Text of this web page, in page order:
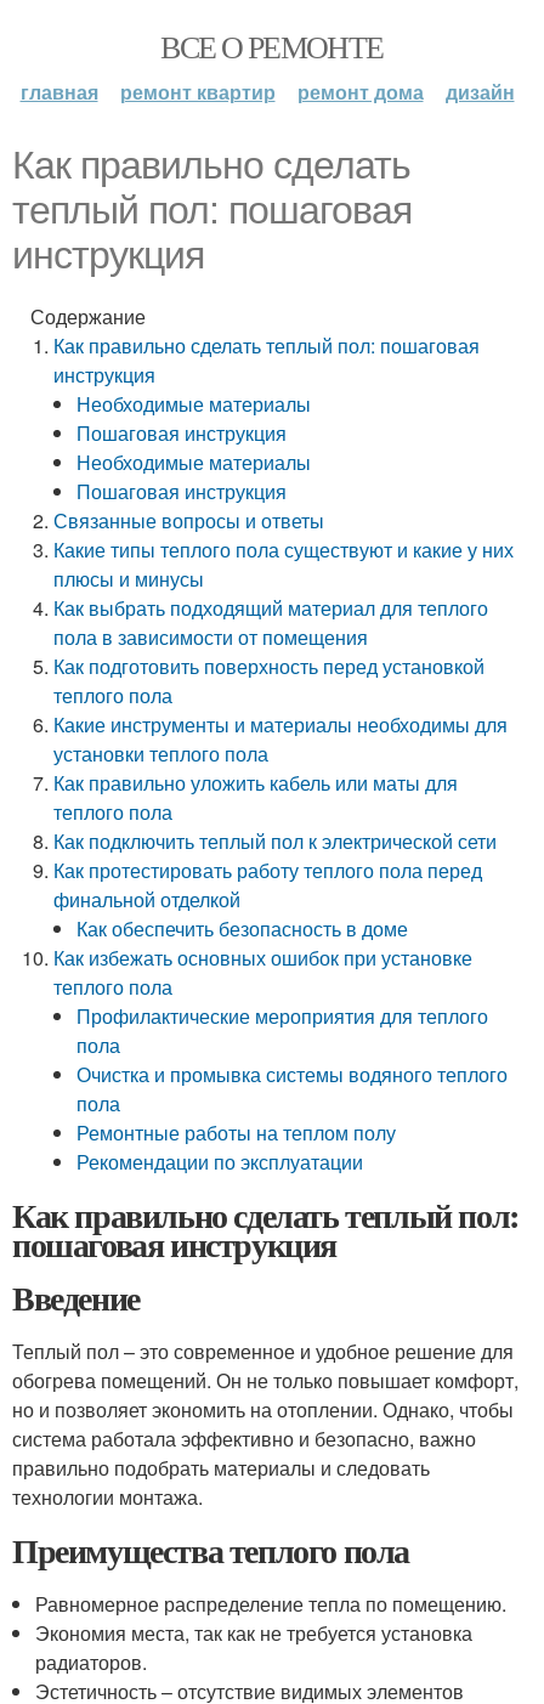
ВСЕ О РЕМОНТЕ
главная ремонт квартир ремонт дома дизайн
Как правильно сделать
теплый пол: пошаговая
инструкция
Содержание
Как правильно сделать теплый пол: пошаговая
инструкция
Необходимые материалы
Пошаговая инструкция
Необходимые материалы
Пошаговая инструкция
Связанные вопросы и ответы
Какие типы теплого пола существуют и какие у них
плюсы и минусы
Как выбрать подходящий материал для теплого
пола в зависимости от помещения
Как подготовить поверхность перед установкой
теплого пола
Какие инструменты и материалы необходимы для
установки теплого пола
Как правильно уложить кабель или маты для
теплого пола
Как подключить теплый пол к электрической сети
Как протестировать работу теплого пола перед
финальной отделкой
Как обеспечить безопасность в доме
Как избежать основных ошибок при установке
теплого пола
Профилактические мероприятия для теплого
пола
Очистка и промывка системы водяного теплого
пола
Ремонтные работы на теплом полу
Рекомендации по эксплуатации
Как правильно сделать теплый пол:
пошаговая инструкция
Введение
Теплый пол – это современное и удобное решение для
обогрева помещений. Он не только повышает комфорт,
но и позволяет экономить на отоплении. Однако, чтобы
система работала эффективно и безопасно, важно
правильно подобрать материалы и следовать
технологии монтажа.
Преимущества теплого пола
Равномерное распределение тепла по помещению.
Экономия места, так как не требуется установка
радиаторов.
Эстетичность – отсутствие видимых элементов